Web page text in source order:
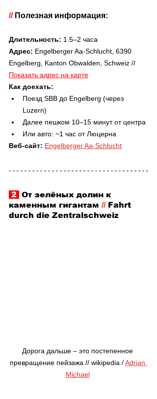
// Полезная информация:
Длительность: 1.5–2 часа
Адрес: Engelberger Aa-Schlucht, 6390
Engelberg, Kanton Obwalden, Schweiz //
Показать адрес на карте
Как доехать:
Поезд SBB до Engelberg (через
Luzern)
Далее пешком 10–15 минут от центра
Или авто: ~1 час от Люцерна
Веб-сайт: Engelberger Aa-Schlucht
2
От зелёных долин к
каменным гигантам // Fahrt
durch die Zentralschweiz
Дорога дальше – это постепенное
превращение пейзажа // wikipedia / Adrian
Michael